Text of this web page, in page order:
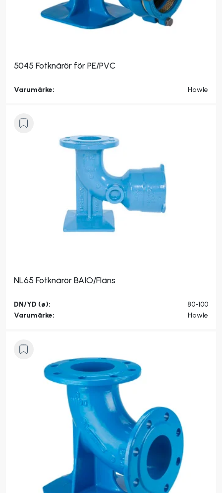
5045 Fotknärör för PE/PVC
Varumärke: Hawle
NL65 Fotknärör BAIO/Fläns
DN/YD (ø):
80-100
Varumärke:
Hawle